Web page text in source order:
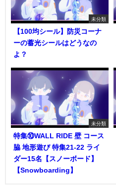
未分類
【100均シール】防災コーナ
ーの蓄光シールはどうなの
よ？
未分類
特集⑩WALL RIDE 壁 コース
脇 地形遊び 特集21-22 ライ
ダー15名【スノーボード】
【Snowboarding】